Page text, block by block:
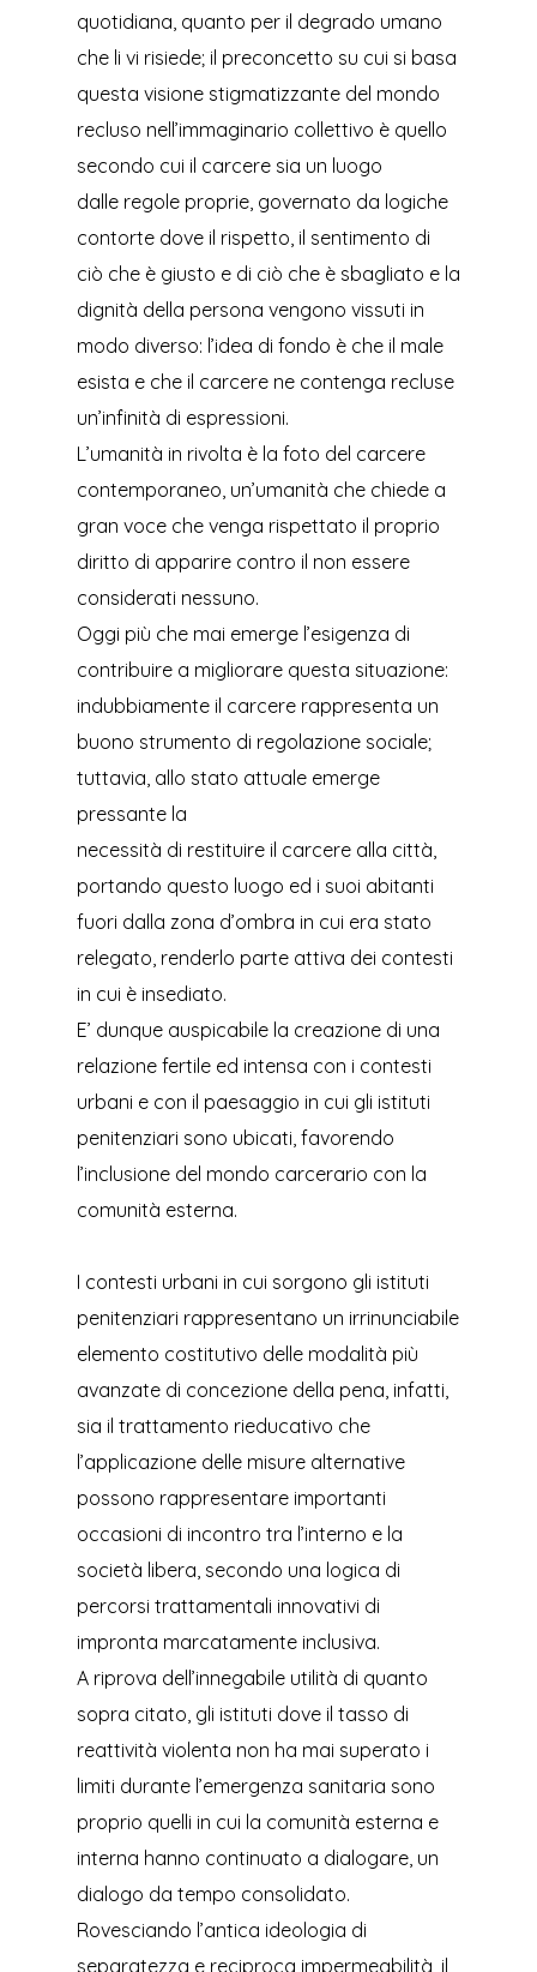
quotidiana, quanto per il degrado umano
che li vi risiede; il preconcetto su cui si basa
questa visione stigmatizzante del mondo
recluso nell’immaginario collettivo è quello
secondo cui il carcere sia un luogo
dalle regole proprie, governato da logiche
contorte dove il rispetto, il sentimento di
ciò che è giusto e di ciò che è sbagliato e la
dignità della persona vengono vissuti in
modo diverso: l’idea di fondo è che il male
esista e che il carcere ne contenga recluse
un’infinità di espressioni.
L’umanità in rivolta è la foto del carcere
contemporaneo, un’umanità che chiede a
gran voce che venga rispettato il proprio
diritto di apparire contro il non essere
considerati nessuno.
Oggi più che mai emerge l’esigenza di
contribuire a migliorare questa situazione:
indubbiamente il carcere rappresenta un
buono strumento di regolazione sociale;
tuttavia, allo stato attuale emerge
pressante la
necessità di restituire il carcere alla città,
portando questo luogo ed i suoi abitanti
fuori dalla zona d’ombra in cui era stato
relegato, renderlo parte attiva dei contesti
in cui è insediato.
E’ dunque auspicabile la creazione di una
relazione fertile ed intensa con i contesti
urbani e con il paesaggio in cui gli istituti
penitenziari sono ubicati, favorendo
l’inclusione del mondo carcerario con la
comunità esterna.
I contesti urbani in cui sorgono gli istituti
penitenziari rappresentano un irrinunciabile
elemento costitutivo delle modalità più
avanzate di concezione della pena, infatti,
sia il trattamento rieducativo che
l’applicazione delle misure alternative
possono rappresentare importanti
occasioni di incontro tra l’interno e la
società libera, secondo una logica di
percorsi trattamentali innovativi di
impronta marcatamente inclusiva.
A riprova dell’innegabile utilità di quanto
sopra citato, gli istituti dove il tasso di
reattività violenta non ha mai superato i
limiti durante l’emergenza sanitaria sono
proprio quelli in cui la comunità esterna e
interna hanno continuato a dialogare, un
dialogo da tempo consolidato.
Rovesciando l’antica ideologia di
separatezza e reciproca impermeabilità, il